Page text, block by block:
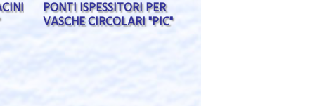
PONTI ISPESSITORI PER
VASCHE CIRCOLARI "PIC"